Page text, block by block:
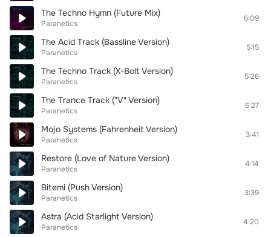
The Techno Hymn (Future Mix)
Paranetics
6:09
The Acid Track (Bassline Version)
Paranetics
5:15
The Techno Track (X-Bolt Version)
Paranetics
5:26
The Trance Track ("V" Version)
Paranetics
6:27
Mojo Systems (Fahrenheit Version)
Paranetics
3:41
Restore (Love of Nature Version)
Paranetics
4:14
Bitemi (Push Version)
Paranetics
3:39
Astra (Acid Starlight Version)
Paranetics
4:20